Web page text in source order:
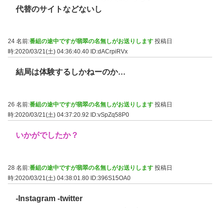
代替のサイトなどないし
24 名前:番組の途中ですが翡翠の名無しがお送りします 投稿日
時:2020/03/21(土) 04:36:40.40 ID:dACrpiRVx
結局は体験するしかねーのか…
26 名前:番組の途中ですが翡翠の名無しがお送りします 投稿日
時:2020/03/21(土) 04:37:20.92
ID:vSpZq58P0
いかがでしたか？
28 名前:番組の途中ですが翡翠の名無しがお送りします 投稿日
時:2020/03/21(土) 04:38:01.80 ID:396S15OA0
-Instagram -twitter